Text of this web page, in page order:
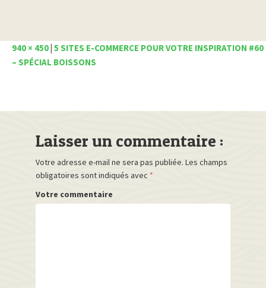
940 × 450| 5 SITES E-COMMERCE POUR VOTRE INSPIRATION #60
– SPÉCIAL BOISSONS
Laisser un commentaire :
Votre adresse e-mail ne sera pas publiée. Les champs
obligatoires sont indiqués avec *
Votre commentaire